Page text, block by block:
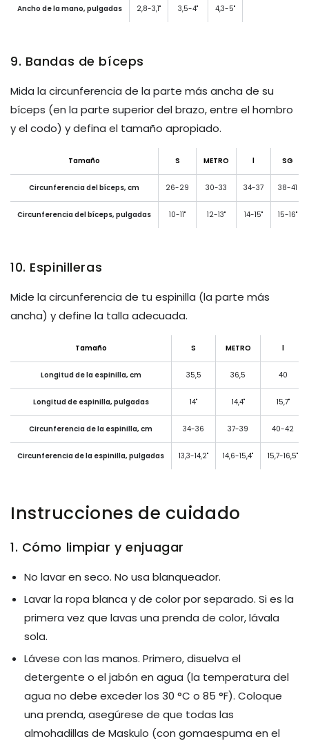
Ancho de la mano, pulgadas 2,8-3,1" 3,5-4" 4,3-5"
9. Bandas de bíceps
Mida la circunferencia de la parte más ancha de su
bíceps (en la parte superior del brazo, entre el hombro
y el codo) y defina el tamaño apropiado.
Tamaño S METRO l SG
Circunferencia del bíceps, cm 26-29 30-33 34-37 38-41
Circunferencia del bíceps, pulgadas 10-11" 12-13" 14-15" 15-16"
10. Espinilleras
Mide la circunferencia de tu espinilla (la parte más
ancha) y define la talla adecuada.
Tamaño S METRO l
Longitud de la espinilla, cm 35,5 36,5 40
Longitud de espinilla, pulgadas 14" 14,4" 15,7"
Circunferencia de la espinilla, cm 34-36 37-39 40-42
Circunferencia de la espinilla, pulgadas 13,3-14,2" 14,6-15,4" 15,7-16,5"
Instrucciones de cuidado
1. Cómo limpiar y enjuagar
No lavar en seco. No usa blanqueador.
Lavar la ropa blanca y de color por separado. Si es la
primera vez que lavas una prenda de color, lávala
sola.
Lávese con las manos. Primero, disuelva el
detergente o el jabón en agua (la temperatura del
agua no debe exceder los 30 °C o 85 °F). Coloque
una prenda, asegúrese de que todas las
almohadillas de Maskulo (con gomaespuma en el